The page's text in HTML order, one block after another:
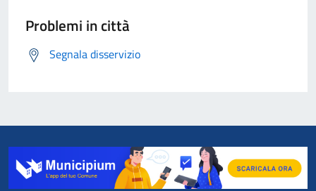
Problemi in città
Segnala disservizio